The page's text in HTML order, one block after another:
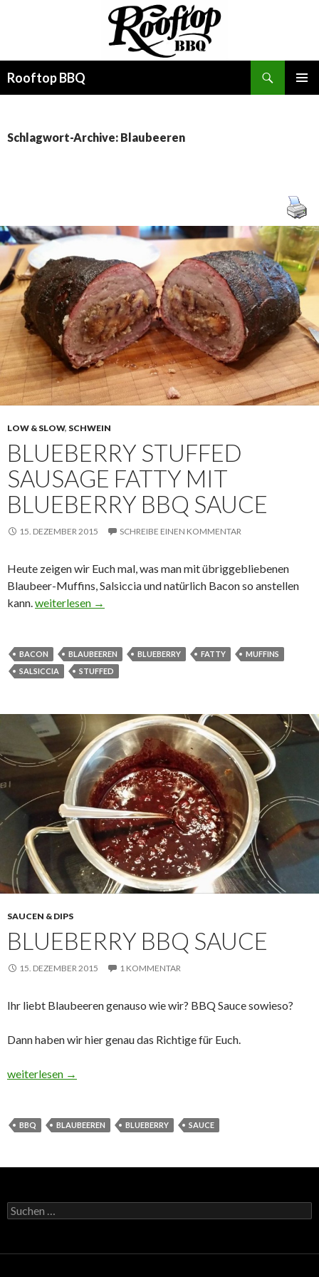
Rooftop BBQ
Schlagwort-Archive: Blaubeeren
LOW & SLOW, SCHWEIN
BLUEBERRY STUFFED
SAUSAGE FATTY MIT
BLUEBERRY BBQ SAUCE
15. DEZEMBER 2015 SCHREIBE EINEN KOMMENTAR
Heute zeigen wir Euch mal, was man mit übriggebliebenen
Blaubeer-Muffins, Salsiccia und natürlich Bacon so anstellen
kann.Blueberry Stuffed Sausage Fatty mit Blueberry BBQ Sauce
weiterlesen →
BACON BLAUBEEREN BLUEBERRY FATTY
MUFFINS
SALSICCIA
STUFFED
SAUCEN & DIPS
BLUEBERRY BBQ SAUCE
15. DEZEMBER 2015 1 KOMMENTAR
Ihr liebt Blaubeeren genauso wie wir? BBQ Sauce sowieso?
Dann haben wir hier genau das Richtige für Euch.
Blueberry BBQ Sauce
weiterlesen →
BBQ BLAUBEEREN BLUEBERRY SAUCE
Suchen
nach: